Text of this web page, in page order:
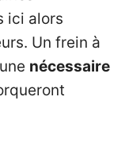
ici alors
Un frein à
nécessaire